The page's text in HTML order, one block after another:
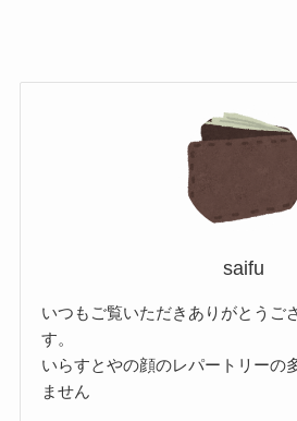
saifu
いつもご覧いただきありがとうご
す。
いらすとやの顔のレパートリーの
ません